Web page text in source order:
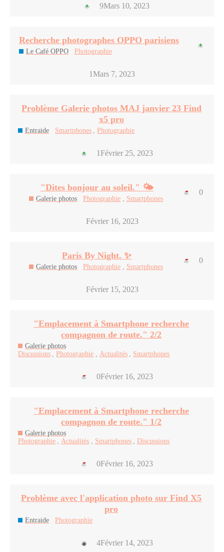
9Mars 10, 2023
Recherche photographes OPPO parisiens
Le Café OPPO Photographie
1Mars 7, 2023
Problème Galerie photos MAJ janvier 23 Find
x5 pro
Entraide Smartphones ,Photographie
1Février 25, 2023
"Dites bonjour au soleil." 🌤️
Galerie photos Photographie , Smartphones
0
Février 16, 2023
Paris By Night. ✨
Galerie photos Photographie , Smartphones
0
Février 15, 2023
"Emplacement à Smartphone recherche
compagnon de route." 2/2
Galerie photos
Discussions ,Photographie , Actualités , Smartphones
0Février 16, 2023
"Emplacement à Smartphone recherche
compagnon de route." 1/2
Galerie photos
Photographie ,Actualités , Smartphones ,Discussions
0Février 16, 2023
Problème avec l'application photo sur Find X5
pro
Entraide Photographie
4Février 14, 2023